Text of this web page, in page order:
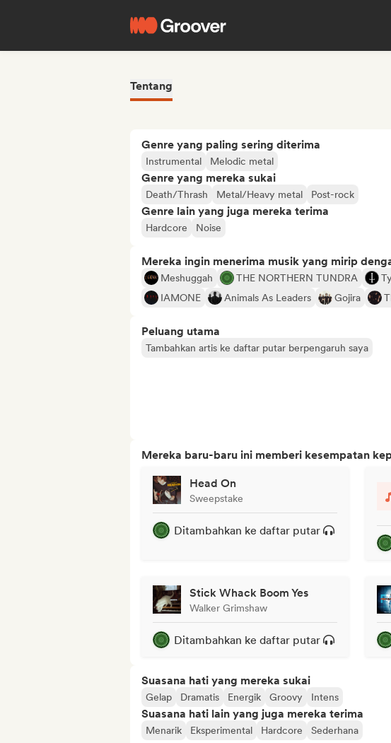
Tentang
Genre yang paling sering diterima
Instrumental Melodic metal
Genre yang mereka sukai
Death/Thrash Metal/Heavy metal Post-rock
Genre lain yang juga mereka terima
Hardcore Noise
Mereka ingin menerima musik yang mirip
Meshuggah THE NORTHERN TUNDRA
IAMONE
Animals As Leaders Gojira
Peluang utama
Tambahkan artis ke daftar putar berpengaruh saya
Mereka baru-baru ini memberi kesempatan
Head On
Sweepstake
Ditambahkan ke daftar putar
Stick Whack Boom Yes
Walker Grimshaw
Ditambahkan ke daftar putar
Suasana hati yang mereka sukai
Gelap Dramatis Energik Groovy Intens
Suasana hati lain yang juga mereka terima
Menarik Eksperimental Hardcore Sederhana